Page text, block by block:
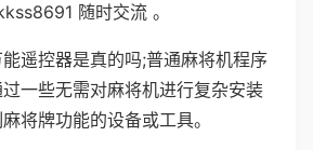
随时交流 。
遥控器是真的吗;普通麻将机程序
一些无需对麻将机进行复杂安装
将牌功能的设备或工具。